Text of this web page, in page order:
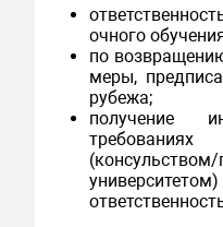
очного
по
меры,
рубежа;
получение